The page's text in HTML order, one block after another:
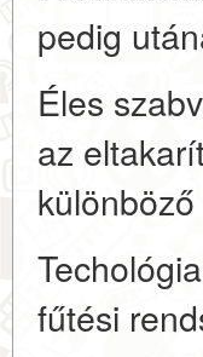
pedig
Éles
az
fűtési